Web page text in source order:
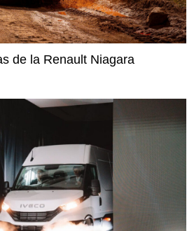
de la Renault Niagara